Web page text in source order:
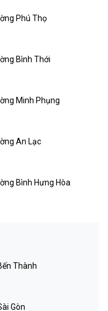
Phú Thọ
Bình Thới
Minh Phụng
An Lạc
Bình Hưng Hòa
Thành
Gòn